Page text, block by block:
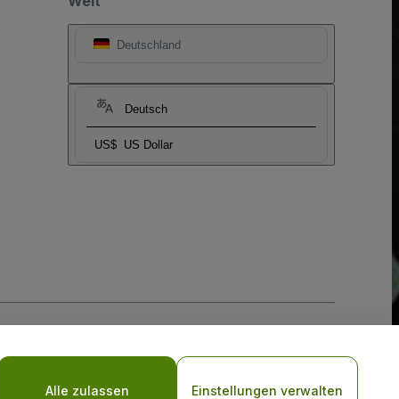
Deutschland
Deutsch
US$ US Dollar
RichtlinieundDatenschutzrichtlinie für Mobilanwendungen
Alle zulassen Einstellungen verwalten